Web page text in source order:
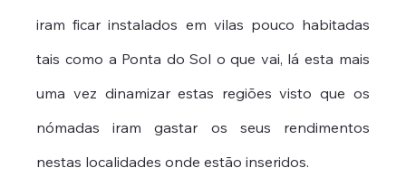
iram ficar instalados em vilas pouco habitadas
tais como a Ponta do Sol o que vai, lá esta mais
uma vez dinamizar estas regiões visto que os
nómadas iram gastar os seus rendimentos
nestas localidades onde estão inseridos.